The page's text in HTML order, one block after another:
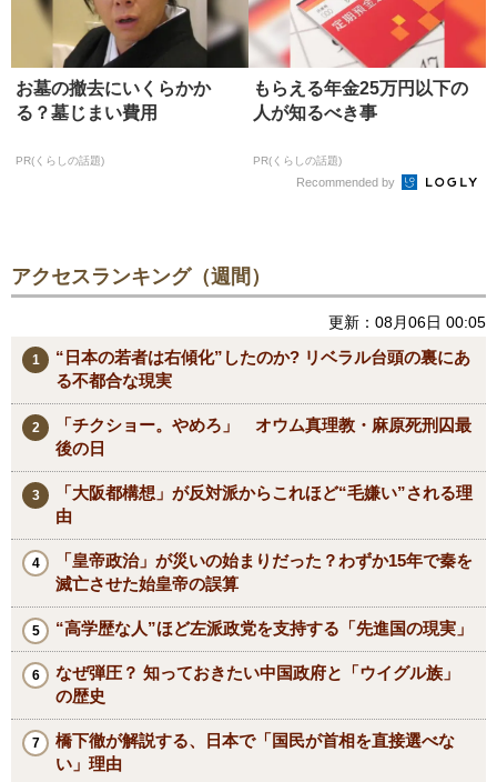
お墓の撤去にいくらかか
る？墓じまい費用
PR(くらしの話題)
もらえる年金25万円以下の
人が知るべき事
PR(くらしの話題)
Recommended by
アクセスランキング（週間）
更新：08月06日 00:05
“日本の若者は右傾化”したのか? リベラル台頭の裏にあ
る不都合な現実
「チクショー。やめろ」 オウム真理教・麻原死刑囚最
後の日
「大阪都構想」が反対派からこれほど“毛嫌い”される理
由
「皇帝政治」が災いの始まりだった？わずか15年で秦を
滅亡させた始皇帝の誤算
“高学歴な人”ほど左派政党を支持する「先進国の現実」
なぜ弾圧？ 知っておきたい中国政府と「ウイグル族」
の歴史
橋下徹が解説する、日本で「国民が首相を直接選べな
い」理由